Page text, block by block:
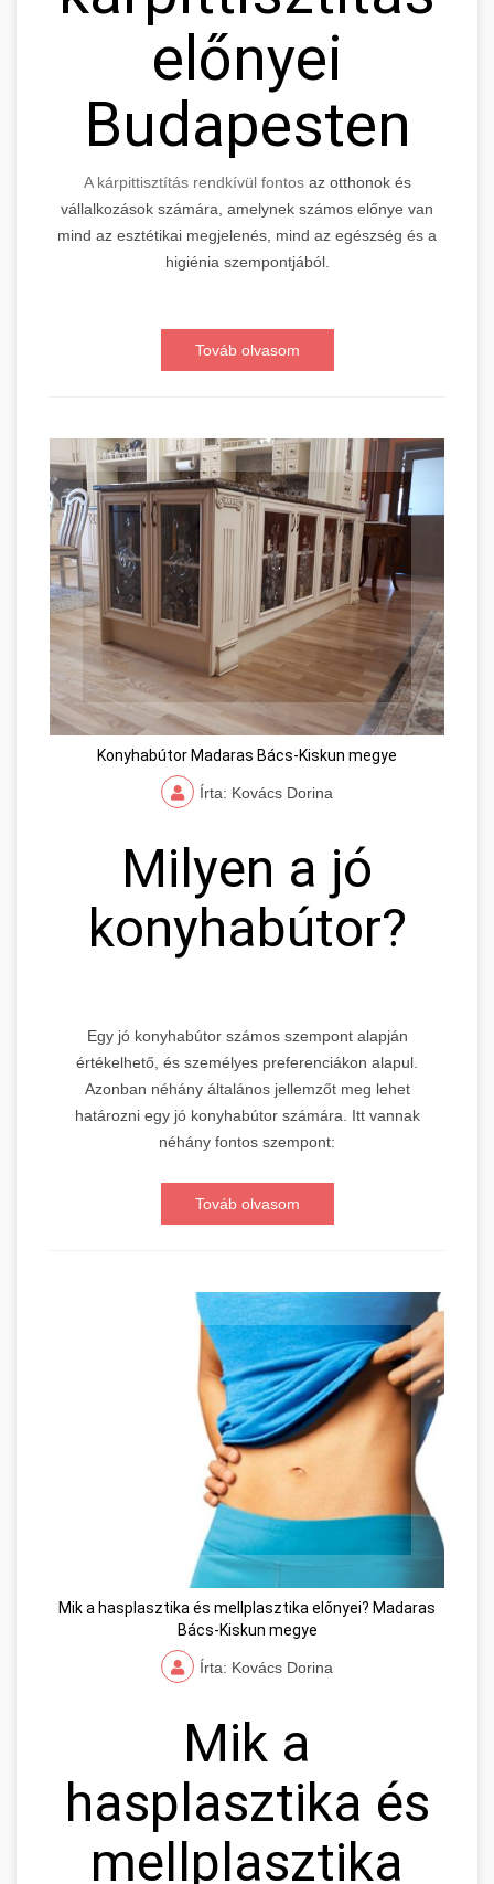
előnyei
Budapesten
A kárpittisztítás rendkívül fontosaz otthonok és
vállalkozások számára, amelynek számos előnye van
mind az esztétikai megjelenés, mind az egészség és a
higiénia szempontjából.
Továb olvasom
Konyhabútor Madaras Bács-Kiskun megye
Írta: Kovács Dorina
Milyen a jó
konyhabútor?
Egy jó konyhabútor számos szempont alapján
értékelhető, és személyes preferenciákon alapul.
Azonban néhány általános jellemzőt meg lehet
határozni egy jó konyhabútor számára. Itt vannak
néhány fontos szempont:
Továb olvasom
Mik a hasplasztika és mellplasztika előnyei? Madaras
Bács-Kiskun megye
Írta: Kovács Dorina
Mik a
hasplasztika és
mellplasztika